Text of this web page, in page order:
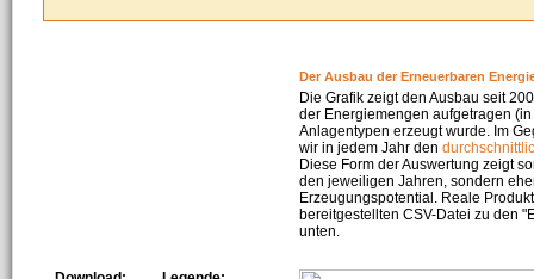
Der Ausbau der Erneuerbaren
Die Grafik zeigt den Ausbau seit
der Energiemengen aufgetragen
Anlagentypen erzeugt wurde. Im
wir in jedem Jahr den
Diese Form der Auswertung zeigt
den jeweiligen Jahren, sondern
Erzeugungspotential. Reale
bereitgestellten CSV-Datei zu den
unten.